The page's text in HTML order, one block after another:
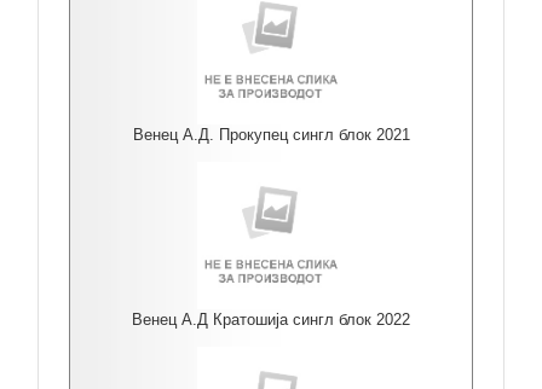
Венец А.Д. Прокупец сингл блок 2021
Венец А.Д Кратошија сингл блок 2022